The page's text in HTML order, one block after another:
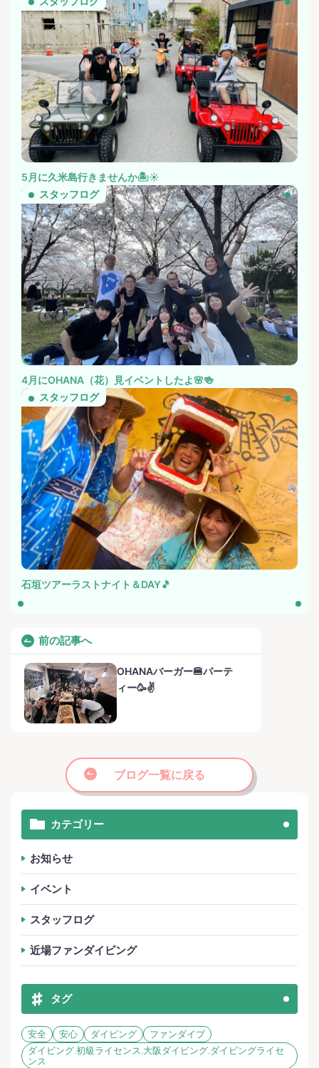
5月に久米島行きませんか🏝️☀️
スタッフログ
4月にOHANA（花）見イベントしたよ🌸🍻
スタッフログ
石垣ツアーラストナイト＆DAY🎵
前の記事へ
OHANAバーガー🍔パーテ
ィー🥳✌️
ブログ一覧に戻る
カテゴリー
お知らせ
イベント
スタッフログ
近場ファンダイビング
タグ
安全 安心 ダイビング
ファンダイブ
ダイビング.初級ライセンス.大阪ダイビング.ダイビングライセ
ンス